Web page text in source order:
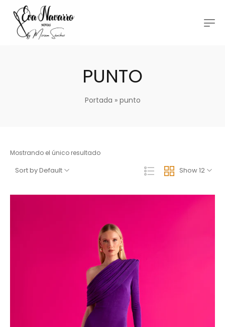
PUNTO
Portada » punto
Mostrando el único resultado
Show 12
Sort by Default